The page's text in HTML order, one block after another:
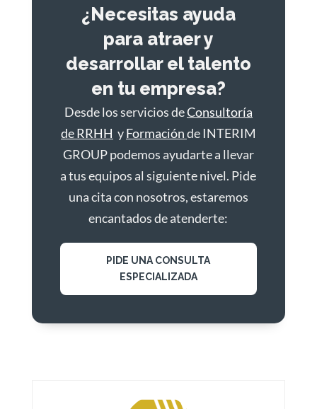
¿Necesitas ayuda
para atraer y
desarrollar el talento
en tu empresa?
Desde los servicios deConsultoría
de RRHH yFormaciónde INTERIM
GROUP podemos ayudarte a llevar
a tus equipos al siguiente nivel. Pide
una cita con nosotros, estaremos
encantados de atenderte:
PIDE UNA CONSULTA
ESPECIALIZADA